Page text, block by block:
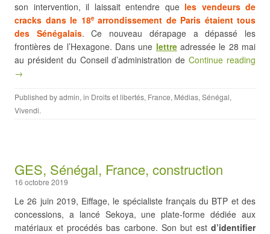
son intervention, il laissait entendre que les vendeurs de
cracks dans le 18earrondissement de Paris étaient tous
des Sénégalais. Ce nouveau dérapage a dépassé les
frontières de l’Hexagone. Dans une lettreadressée le 28 mai
au président du Conseil d’administration deContinue reading
→
Published byadmin, in Droits et libertés, France, Médias, Sénégal,
Vivendi.
GES, Sénégal, France, construction
16 octobre 2019
Le 26 juin 2019, Eiffage, le spécialiste français du BTP et des
concessions, a lancé Sekoya, une plate-forme dédiée aux
matériaux et procédés bas carbone. Son but est d’identifier